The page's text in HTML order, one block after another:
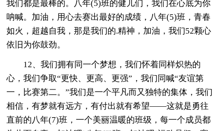
我们都是最棒的。八年(5)班的健儿们，我们在心底为你
呐喊。加油，用心去赛出最好的成绩，八年(5)班，青春
如火，超越自我，那是我们的.精神，加油，我们52颗心
依旧为你鼓劲。
12、我们拥有同一个梦想，我们怀着同样炽热的
心，我们争取“更快、更高、更强”，我们同喊“友谊第
一，比赛第二。”我们是一个平凡而又独特的集体，我们
相信，有梦就有远方，有付出就有希望——这就是勇往
直前的八年(7)班，一个美丽温暖的班级，每一个成员都